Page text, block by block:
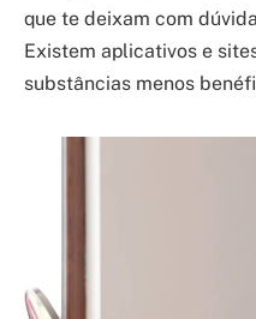
que te deixam com
Existem aplicativos e
substâncias menos